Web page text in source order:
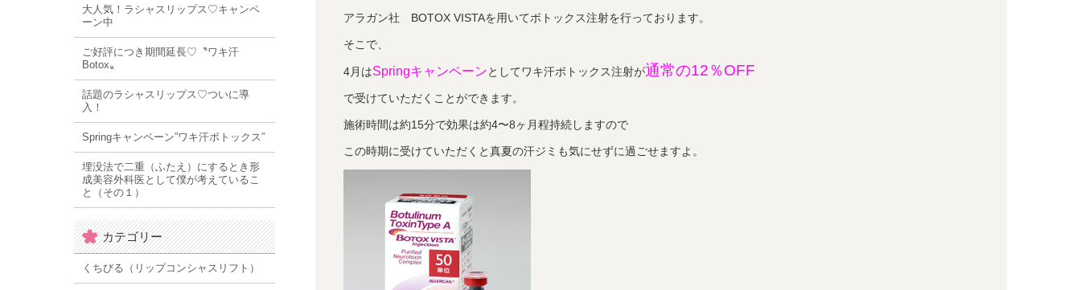
アラガン社 BOTOX VISTAを用いてボトックス注射を行っております。
そこで、
4月はSpringキャンペーンとしてワキ汗ボトックス注射が通常の12％OFF
で受けていただくことができます。
施術時間は約15分で効果は約4〜8ヶ月程持続しますので
この時期に受けていただくと真夏の汗ジミも気にせずに過ごせますよ。
大人気！ラシャスリップス♡キャンペ
ーン中
ご好評につき期間延長♡〝ワキ汗
Botox〟
話題のラシャスリップス♡ついに導
入！
Springキャンペーン”ワキ汗ボトックス”
埋没法で二重（ふたえ）にするとき形
成美容外科医として僕が考えているこ
と（その１）
カテゴリー
くちびる（リップコンシャスリフト）